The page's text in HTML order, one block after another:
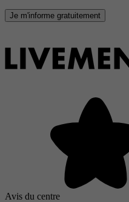
Je m'informe gratuitement
Avis du centre